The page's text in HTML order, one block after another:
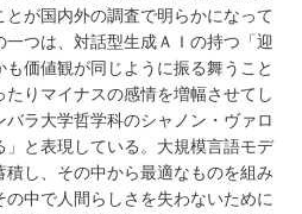
が国内外の調査で明らかになって
つは、対話型生成ＡＩの持つ「迎
価値観が同じように振る舞うこと
りマイナスの感情を増幅させてし
ラ大学哲学科のシャノン・ヴァロ
と表現している。大規模言語モデ
し、その中から最適なものを組み
中で人間らしさを失わないために